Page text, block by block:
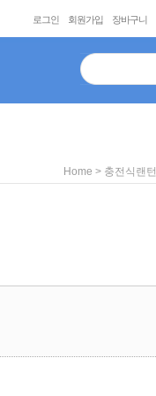
장바구니
회원가입
로그인
Home > 충전식랜턴